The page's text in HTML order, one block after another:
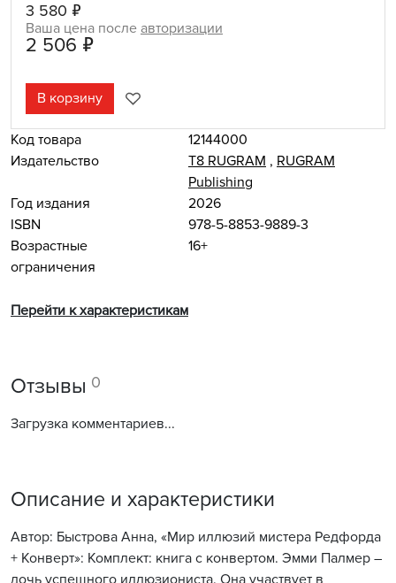
3 580 ₽
Ваша цена после авторизации
2 506 ₽
В корзину
Код товара
12144000
Издательство
Т8 RUGRAM , RUGRAM
Publishing
Год издания
2026
ISBN
978-5-8853-9889-3
Возрастные
ограничения
16+
Перейти к характеристикам
Отзывы 0
Загрузка комментариев...
Описание и характеристики
Автор: Быстрова Анна, «Мир иллюзий мистера Редфорда
+ Конверт»: Комплект: книга с конвертом. Эмми Палмер –
дочь успешного иллюзиониста. Она участвует в